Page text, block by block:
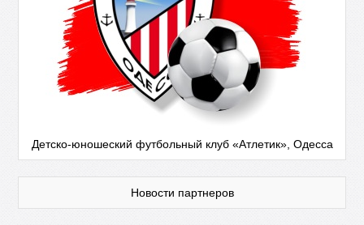
Детско-юношеский футбольный клуб «Атлетик», Одесса
Новости партнеров